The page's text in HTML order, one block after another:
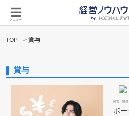
メニュー
TOP > 賞与
賞与
経営・財務
ボー